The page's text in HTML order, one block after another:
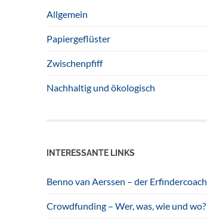
Allgemein
Papiergeflüster
Zwischenpfiff
Nachhaltig und ökologisch
INTERESSANTE LINKS
Benno van Aerssen – der Erfindercoach
Crowdfunding – Wer, was, wie und wo?